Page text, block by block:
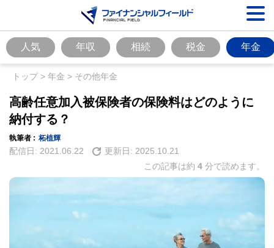
人気 年収 相続 税金 年金
トップ> 年金 > その他年金
高齢任意加入被保険者の保険料はどのように
納付する？
執筆者 : 柘植輝
配信日: 2021.06.22 更新日: 2025.10.21
この記事は約 4 分で読めます。